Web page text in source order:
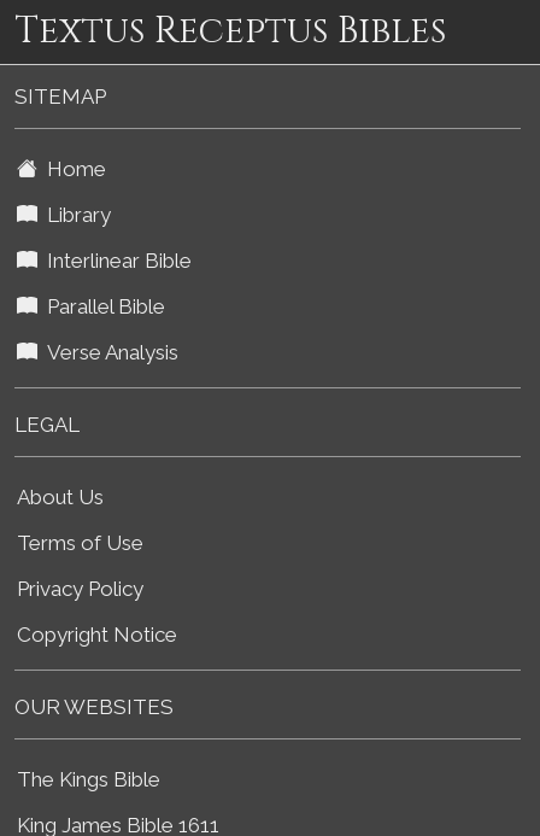
Textus Receptus Bibles
SITEMAP
Home
Library
Interlinear Bible
Parallel Bible
Verse Analysis
LEGAL
About Us
Terms of Use
Privacy Policy
Copyright Notice
OUR WEBSITES
The Kings Bible
King James Bible 1611